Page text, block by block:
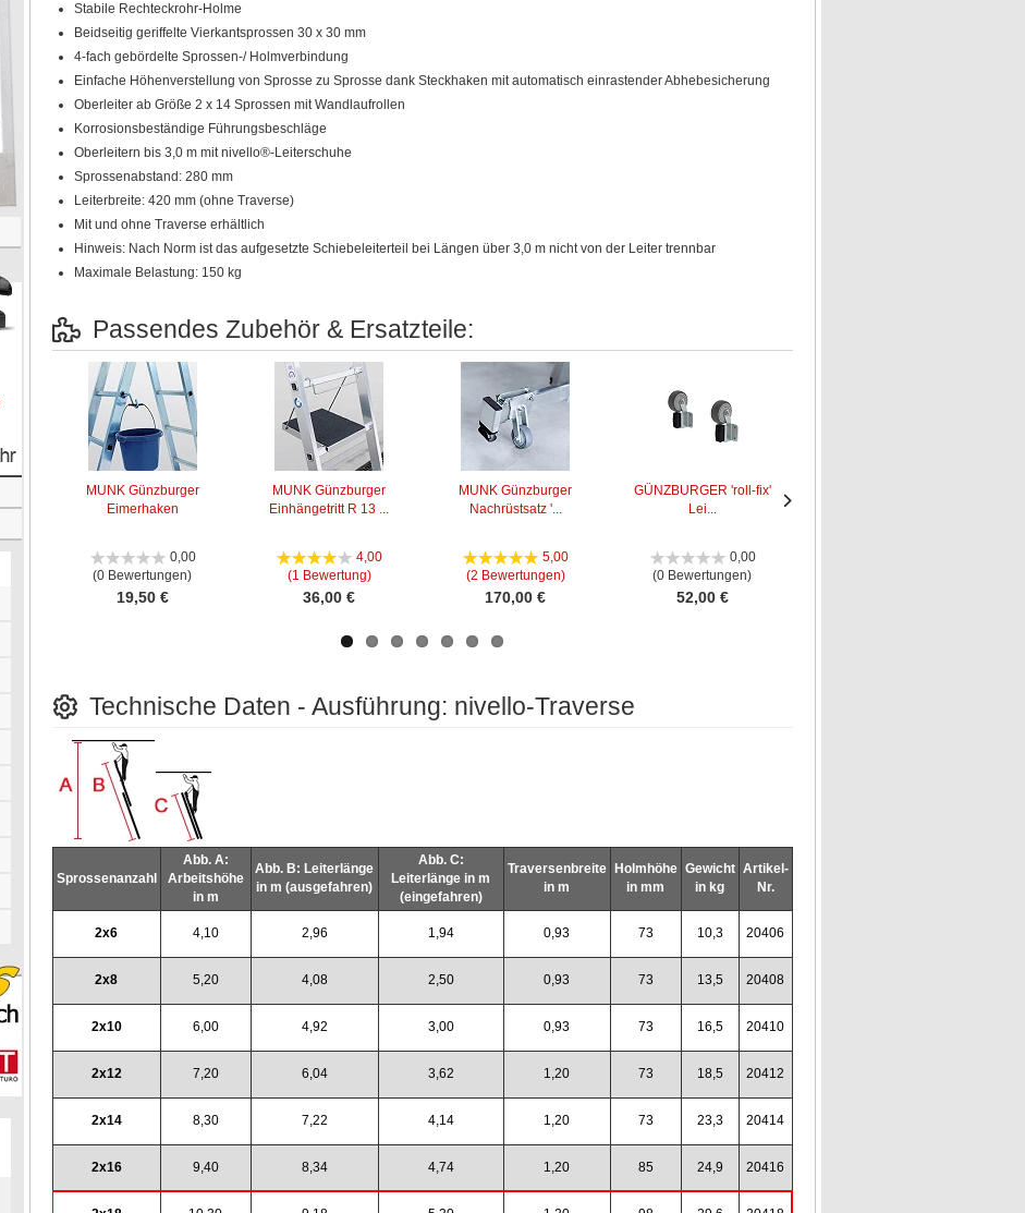
Stabile Rechteckrohr-Holme
Beidseitig geriffelte Vierkantsprossen 30 x 30 mm
4-fach gebördelte Sprossen-/ Holmverbindung
Einfache Höhenverstellung von Sprosse zu Sprosse dank Steckhaken mit automatisch einrastender Abhebesicherung
Oberleiter ab Größe 2 x 14 Sprossen mit Wandlaufrollen
Korrosionsbeständige Führungsbeschläge
Oberleitern bis 3,0 m mit nivello®-Leiterschuhe
Sprossenabstand: 280 mm
Leiterbreite: 420 mm (ohne Traverse)
Mit und ohne Traverse erhältlich
Hinweis: Nach Norm ist das aufgesetzte Schiebeleiterteil bei Längen über 3,0 m nicht von der Leiter trennbar
Maximale Belastung: 150 kg
Passendes Zubehör & Ersatzteile:
MUNK Günzburger
Eimerhaken
0,00
(0 Bewertungen)
19,50 €
MUNK Günzburger
Einhängetritt R 13 ...
4,00
(1 Bewertung)
36,00 €
MUNK Günzburger
Nachrüstsatz '...
5,00
(2 Bewertungen)
170,00 €
GÜNZBURGER 'roll-fix'
Lei...
0,00
(0 Bewertungen)
52,00 €
Technische Daten - Ausführung: nivello-Traverse
Sprossenanzahl
Abb. A:
Arbeitshöhe
in m
Abb. B: Leiterlänge
in m (ausgefahren)
Abb. C:
Leiterlänge in m
(eingefahren)
Traversenbreite
in m
Holmhöhe
in mm
Gewicht
in kg
Artikel-
Nr.
2x6 4,10 2,96 1,94 0,93 73 10,3 20406
2x8 5,20 4,08 2,50 0,93 73 13,5 20408
2x10 6,00 4,92 3,00 0,93 73 16,5 20410
2x12 7,20 6,04 3,62 1,20 73 18,5 20412
2x14 8,30 7,22 4,14 1,20 73 23,3 20414
2x16 9,40 8,34 4,74 1,20 85 24,9 20416